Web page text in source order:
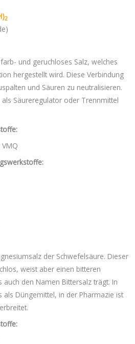
2
und geruchloses Salz, welches
hergestellt wird. Diese Verbindung
und Säuren zu neutralisieren.
Säureregulator oder Trennmittel
VMQ
der Schwefelsäure. Dieser
weist aber einen bitteren
auch den Namen Bittersalz trägt. In
als Düngemittel, in der Pharmazie ist